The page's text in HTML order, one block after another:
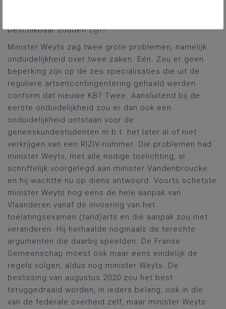
beschikbaar zouden zijn?
Minister Weyts zag twee grote problemen, namelijk
onduidelijkheid over twee zaken. Eén. Zou er geen
beperking zijn op de zes specialisaties die uit de
reguliere artsencontingentering gehaald werden
conform dat nieuwe KB? Twee. Aansluitend bij de
eerste onduidelijkheid zou er dan ook een
onduidelijkheid ontstaan voor de
geneeskundestudenten m.b.t. het later al of niet
verkrijgen van een RIZIV-nummer. Die problemen had
minister Weyts, met alle nodige toelichting, al
schriftelijk voorgelegd aan minister Vandenbroucke
en hij wachtte nu op diens antwoord. Voorts schetste
minister Weyts nog eens de hele aanpak van
Vlaanderen vanaf de invoering van het
toelatingsexamen (tand)arts en die aanpak zou niet
veranderen. Hij herhaalde nogmaals de terechte
argumenten die daarbij speelden. De Franse
Gemeenschap moest ook maar eens eindelijk de
regels volgen, aldus nog minister Weyts. De
beslissing van augustus 2020 zou het best
teruggedraaid worden, in ieders belang, ook in die
van de federale overheid zelf, maar minister Weyts